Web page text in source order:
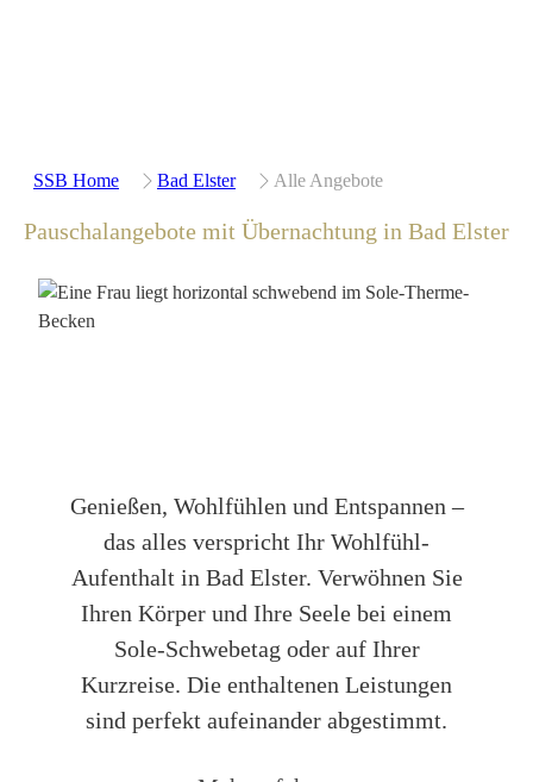
SSB Home Bad Elster Alle Angebote
Pauschalangebote mit Übernachtung in Bad Elster
Genießen, Wohlfühlen und Entspannen –
das alles verspricht Ihr Wohlfühl-
Aufenthalt in Bad Elster. Verwöhnen Sie
Ihren Körper und Ihre Seele bei einem
Sole-Schwebetag oder auf Ihrer
Kurzreise. Die enthaltenen Leistungen
sind perfekt aufeinander abgestimmt.